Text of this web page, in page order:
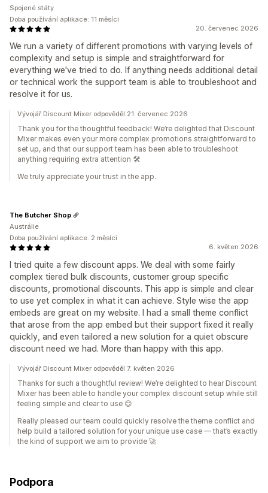
20. červenec 2026
We run a variety of different promotions with varying levels of
complexity and setup is simple and straightforward for
everything we've tried to do. If anything needs additional detail
or technical work the support team is able to troubleshoot and
resolve it for us.
Spojené státy
Doba používání aplikace: 11 měsíci
Vývojář Discount Mixer odpověděl 21. červenec 2026
Thank you for the thoughtful feedback! We’re delighted that Discount
Mixer makes even your more complex promotions straightforward to
set up, and that our support team has been able to troubleshoot
anything requiring extra attention 🛠️
We truly appreciate your trust in the app.
6. květen 2026
I tried quite a few discount apps. We deal with some fairly
complex tiered bulk discounts, customer group specific
discounts, promotional discounts. This app is simple and clear
to use yet complex in what it can achieve. Style wise the app
embeds are great on my website. I had a small theme conflict
that arose from the app embed but their support fixed it really
quickly, and even tailored a new solution for a quiet obscure
discount need we had. More than happy with this app.
The Butcher Shop
Austrálie
Doba používání aplikace: 2 měsíci
Vývojář Discount Mixer odpověděl 7. květen 2026
Thanks for such a thoughtful review! We’re delighted to hear Discount
Mixer has been able to handle your complex discount setup while still
feeling simple and clear to use 😊
Really pleased our team could quickly resolve the theme conflict and
help build a tailored solution for your unique use case — that’s exactly
the kind of support we aim to provide 🚀
Podpora